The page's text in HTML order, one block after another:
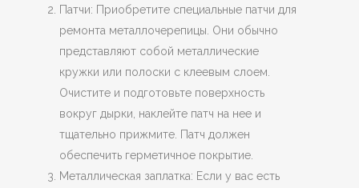
Патчи: Приобретите специальные патчи для
ремонта металлочерепицы. Они обычно
представляют собой металлические
кружки или полоски с клеевым слоем.
Очистите и подготовьте поверхность
вокруг дырки, наклейте патч на нее и
тщательно прижмите. Патч должен
обеспечить герметичное покрытие.
Металлическая заплатка: Если у вас есть